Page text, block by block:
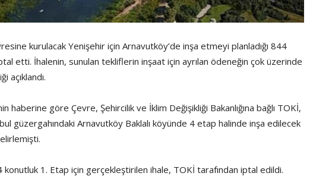
kurulacak Yenişehir için Arnavutköy’de inşa etmeyi planladığı 844
etti. İhalenin, sunulan tekliflerin inşaat için ayrılan ödeneğin çok üzerinde
açıklandı.
haberine göre Çevre, Şehircilik ve İklim Değişikliği Bakanlığına bağlı TOKİ,
güzergahındaki Arnavutköy Baklalı köyünde 4 etap halinde inşa edilecek
1. Etap için gerçekleştirilen ihale, TOKİ tarafından iptal edildi.